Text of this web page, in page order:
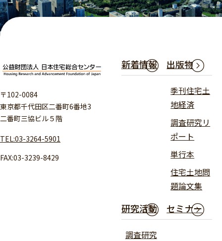
〒102-0084
東京都千代田区二番町6番地3
二番町三協ビル５階
TEL:03-3264-5901
FAX:03-3239-8429
新着情報 出版物
季刊住宅土
地経済
調査研究リ
ポート
単行本
住宅土地問
題論文集
研究活動
調査研究
セミナー